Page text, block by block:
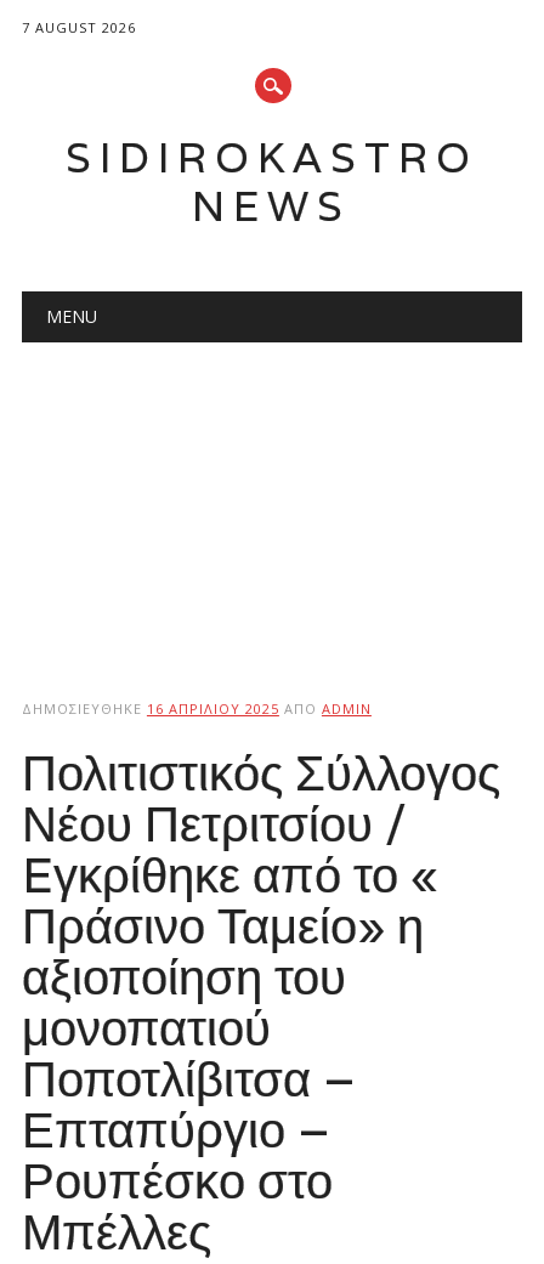
7 AUGUST 2026
SIDIROKASTRO
NEWS
Main menu
MENU
ΔΗΜΟΣΙΕΎΘΗΚΕ 16 ΑΠΡΙΛΊΟΥ 2025 ΑΠΌ ADMIN
Πολιτιστικός Σύλλογος
Νέου Πετριτσίου /
Eγκρίθηκε από το «
Πράσινο Ταμείο» η
αξιοποίηση του
μονοπατιού
Ποποτλίβιτσα –
Επταπύργιο –
Ρουπέσκο στο
Μπέλλες